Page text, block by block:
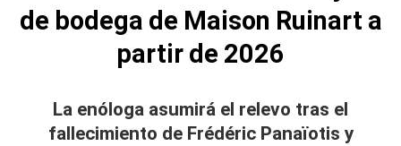
de bodega de Maison Ruinart a
partir de 2026
La enóloga asumirá el relevo tras el
fallecimiento de Frédéric Panaïotis y